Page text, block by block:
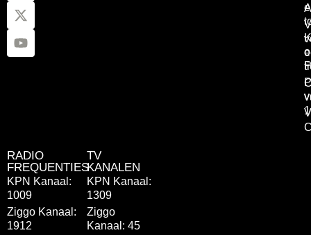
RADIO
FREQUENTIES
KPN Kanaal:
1009
Ziggo Kanaal:
1912
TV
KANALEN
KPN Kanaal:
1309
Ziggo
Kanaal: 45